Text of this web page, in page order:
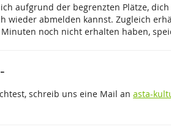
aufgrund der begrenzten Plätze,
wieder abmelden kannst. Zugleich
noch nicht erhalten haben,
schreib uns eine Mail an asta-